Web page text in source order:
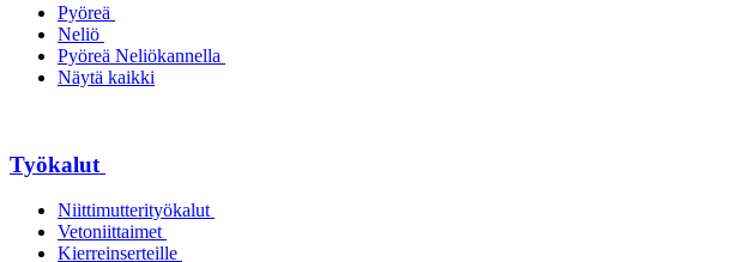
Pyöreä
Neliö
Pyöreä Neliökannella
Näytä kaikki
Työkalut
Niittimutterityökalut
Vetoniittaimet
Kierreinserteille